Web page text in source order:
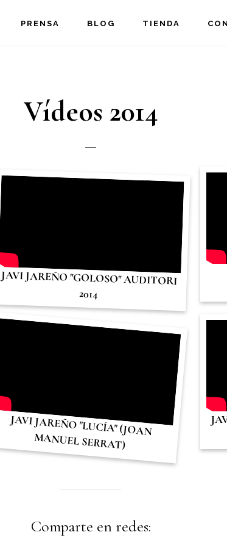
PRENSA BLOG TIENDA
Vídeos 2014
JAVI JAREÑO "GOLOSO" AUDITORI
2014
JAVI JAREÑO "LUCÍA" (JOAN
MANUEL SERRAT)
Comparte en redes: